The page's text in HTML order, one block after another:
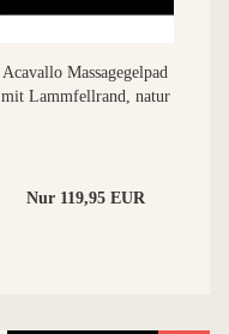
Acavallo Massagegelpad
mit Lammfellrand, natur
Nur 119,95 EUR